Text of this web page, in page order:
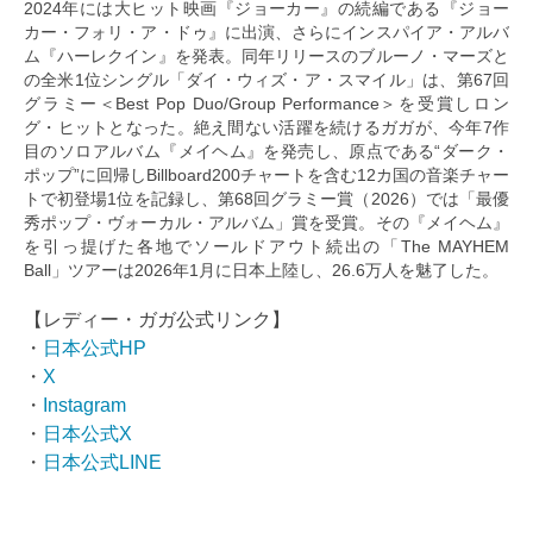
2024年には大ヒット映画『ジョーカー』の続編である『ジョー
カー・フォリ・ア・ドゥ』に出演、さらにインスパイア・アルバ
ム『ハーレクイン』を発表。同年リリースのブルーノ・マーズと
の全米1位シングル「ダイ・ウィズ・ア・スマイル」は、第67回
グラミー＜Best Pop Duo/Group Performance＞を受賞しロン
グ・ヒットとなった。絶え間ない活躍を続けるガガが、今年7作
目のソロアルバム『メイヘム』を発売し、原点である“ダーク・
ポップ”に回帰しBillboard200チャートを含む12カ国の音楽チャー
トで初登場1位を記録し、第68回グラミー賞（2026）では「最優
秀ポップ・ヴォーカル・アルバム」賞を受賞。その『メイヘム』
を引っ提げた各地でソールドアウト続出の「The MAYHEM
Ball」ツアーは2026年1月に日本上陸し、26.6万人を魅了した。
【レディー・ガガ公式リンク】
・ 日本公式HP
・ X
・
Instagram
・ 日本公式X
・ 日本公式LINE